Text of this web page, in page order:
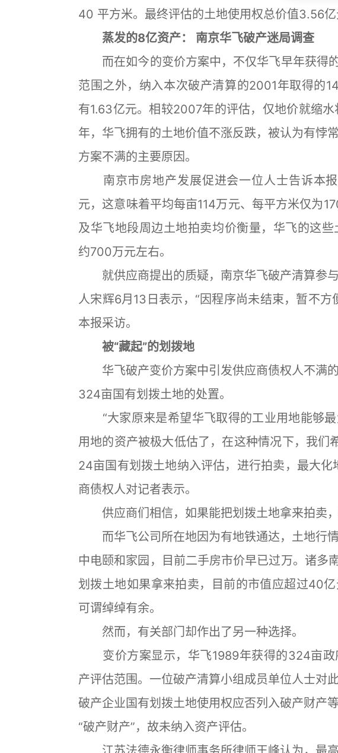
40 平方米。最终评估的土地使用权总价值3.56亿
蒸发的8亿资产： 南京华飞破产迷局调查
而在如今的变价方案中，不仅华飞早年获得
范围之外，纳入本次破产清算的2001年取得的
有1.63亿元。相较2007年的评估，仅地价就缩
年，华飞拥有的土地价值不涨反跌，被认为有悖
方案不满的主要原因。
南京市房地产发展促进会一位人士告诉本报
元，这意味着平均每亩114万元、每平方米仅为
及华飞地段周边土地拍卖均价衡量，华飞的这
约700万元左右。
就供应商提出的质疑，南京华飞破产清算参
人宋辉6月13日表示，“因程序尚未结束，暂不方
本报采访。
被“藏起”的划拨地
华飞破产变价方案中引发供应商债权人不满
324亩国有划拨土地的处置。
“大家原来是希望华飞取得的工业用地能够最
用地的资产被极大低估了，在这种情况下，我们
24亩国有划拨土地纳入评估，进行拍卖，最大化
商债权人对记者表示。
供应商们相信，如果能把划拨土地拿来拍卖，
而华飞公司所在地因为有地铁通达，土地行
中电颐和家园，目前二手房市价早已过万。诸多
划拨土地如果拿来拍卖，目前的市值应超过40
可谓绰绰有余。
然而，有关部门却作出了另一种选择。
变价方案显示，华飞1989年获得的324亩政
产评估范围。一位破产清算小组成员单位人士对
破产企业国有划拨土地使用权应否列入破产财产
“破产财产”，故未纳入资产评估。